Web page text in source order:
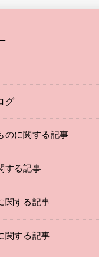
グ
のに関する記事
する記事
関する記事
関する記事